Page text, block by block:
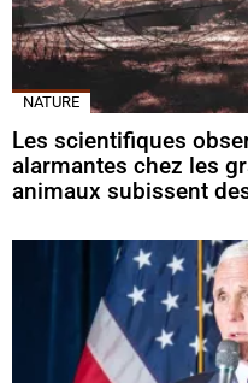
NATURE
Les scientifiques
alarmantes chez les
animaux subissent